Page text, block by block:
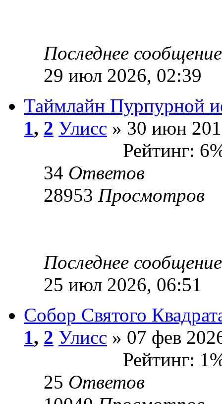
Последнее
29 июл 2026, 02:39
Таймлайн Пурпурной
1, 2 Улисс » 30 июн
Рейтинг:
34 Ответов
28953 Просмотров
Последнее
25 июл 2026, 06:51
Собор Святого
1, 2 Улисс » 07 фев
Рейтинг:
25 Ответов